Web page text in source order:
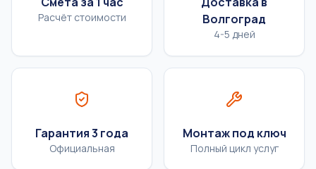
Расчёт стоимости
Волгоград
4-5 дней
Гарантия 3 года
Официальная
Монтаж под ключ
Полный цикл услуг